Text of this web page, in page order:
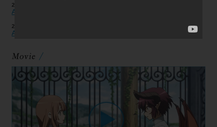
2019.12.10
AT-Xにて全10話一挙放送決定！
2019.06.14
AT-Xで再放送決定！